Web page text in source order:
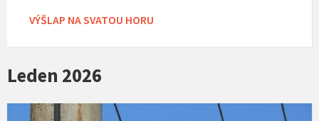
VÝŠLAP NA SVATOU HORU
Leden 2026
Obecní